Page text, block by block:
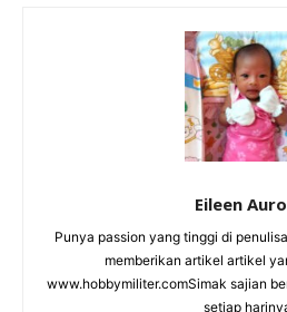
Eileen
Punya passion yang tinggi di
memberikan artikel artikel
www.hobbymiliter.comSimak sajian
setiap